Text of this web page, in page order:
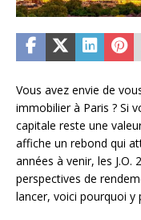
Vous avez envie de
immobilier à Paris ? Si
capitale reste une
affiche un rebond qui
années à venir, les J.O.
perspectives de
lancer, voici pourquoi y